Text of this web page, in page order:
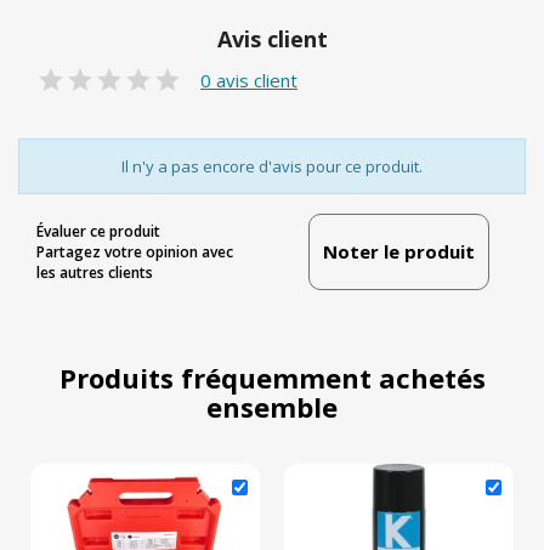
Avis client
0 avis client
Il n'y a pas encore d'avis pour ce produit.
Évaluer ce produit
Partagez votre opinion avec
les autres clients
Noter le produit
Produits fréquemment achetés
ensemble